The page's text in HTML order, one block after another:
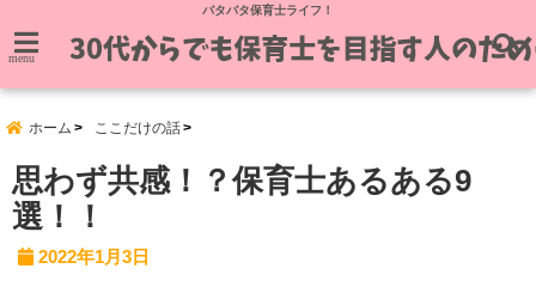
バタバタ保育士ライフ！
menu
ホーム ここだけの話
思わず共感！？保育士あるある9
選！！
2022年1月3日